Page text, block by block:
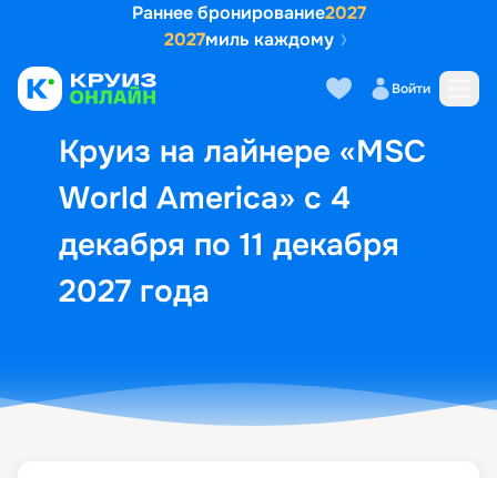
Раннее бронирование2027
2027миль каждому
Войти
Круиз на лайнере «MSC
World America» с 4
декабря по 11 декабря
2027 года
Выбор кают Маршрут и